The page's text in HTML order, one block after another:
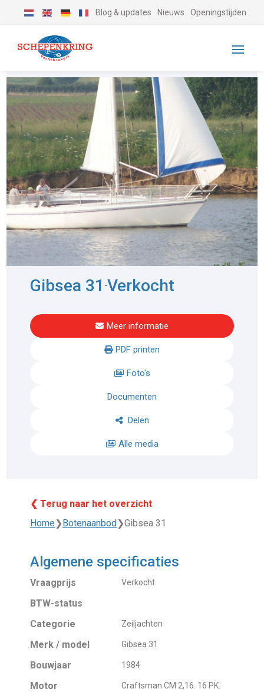
Blog & updates Nieuws Openingstijden
Gibsea 31 -Verkocht
Meer informatie
PDF printen
Foto's
Documenten
Delen
Alle media
❮ Terug naar het overzicht
Home❯Botenaanbod❯Gibsea 31
Algemene specificaties
Vraagprijs Verkocht
BTW-status
Categorie
Zeiljachten
Merk / model Gibsea 31
Bouwjaar 1984
Motor
Craftsman CM 2,16. 16 PK.